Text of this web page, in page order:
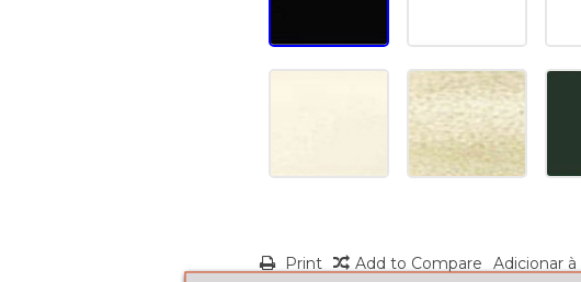
Print Add to Compare Adicionar